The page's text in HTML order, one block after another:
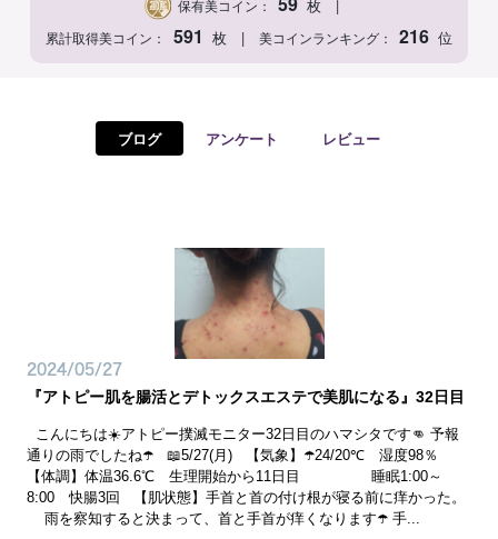
求人
保有美コイン： 枚 |
累計取得美コイン： 591 枚 | 美コインランキング： 216 位
ブログ アンケート レビュー
2024/05/27
『アトピー肌を腸活とデトックスエステで美肌になる』32日目
こんにちは☀️アトピー撲滅モニター32日目のハマシタです👊 予報
通りの雨でしたね☂️ 📖5/27(月) 【気象】☂️24/20℃ 湿度98％
【体調】体温36.6℃ 生理開始から11日目 睡眠1:00～
8:00 快腸3回 【肌状態】手首と首の付け根が寝る前に痒かった。
雨を察知すると決まって、首と手首が痒くなります☂️ 手...